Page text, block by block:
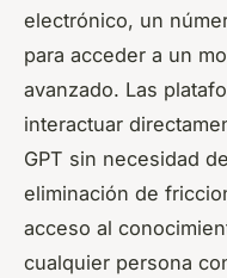
electrónico, un
para acceder a un
avanzado. Las
interactuar
GPT sin necesidad
eliminación de
acceso al
cualquier persona